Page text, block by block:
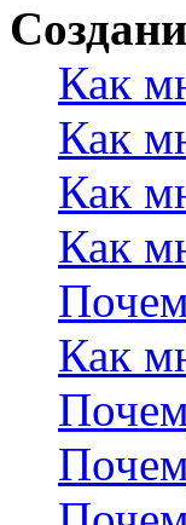
Как
Как
Как
Как
Как